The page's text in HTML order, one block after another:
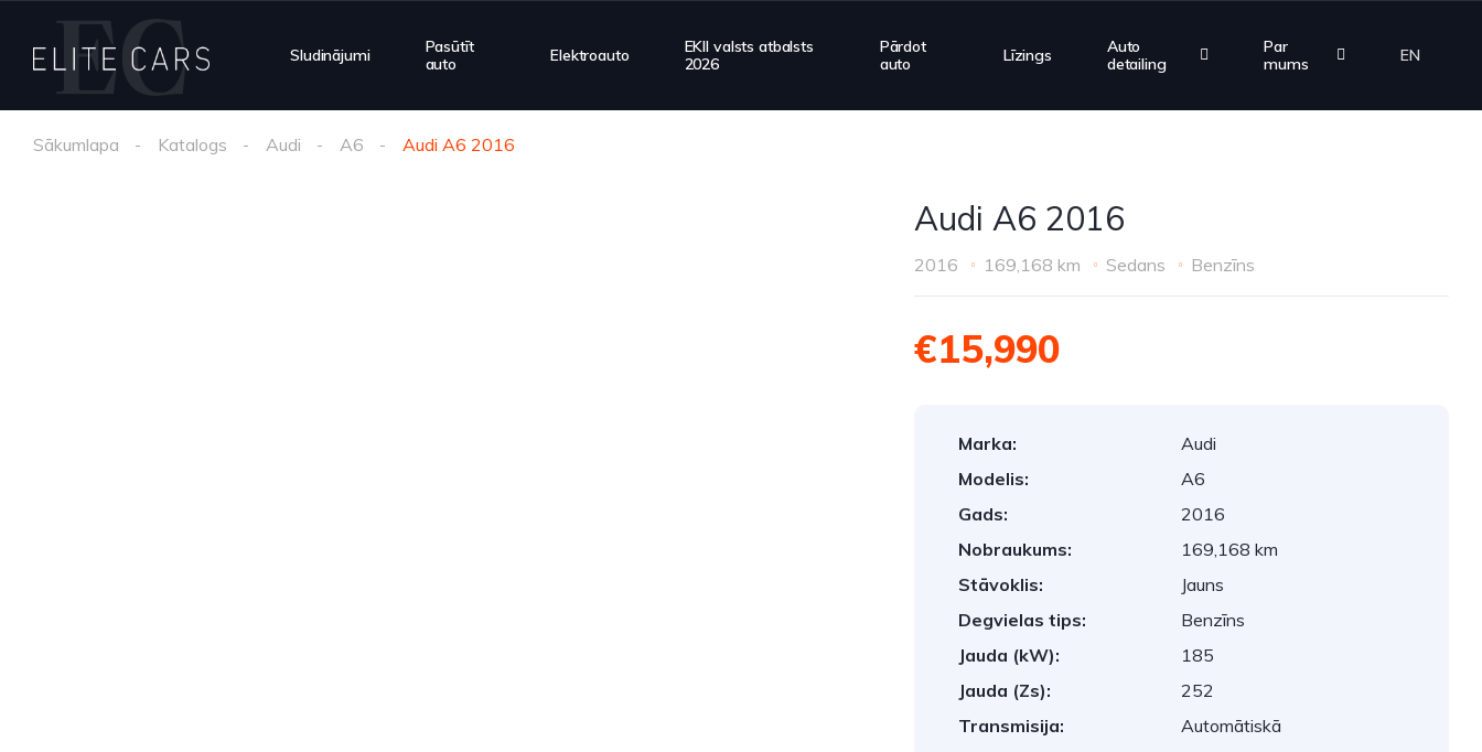
Sludinājumi
Pasūtīt
auto
Elektroauto
EKII valsts atbalsts
2026
Pārdot
auto
Līzings
Auto
detailing
Par
mums
EN
Sākumlapa Katalogs Audi A6 Audi A6 2016
Audi A6 2016
2016 169,168 km Sedans Benzīns
€15,990
Marka:
Audi
Modelis:
A6
Gads:
2016
Nobraukums:
169,168 km
Stāvoklis:
Jauns
Degvielas tips:
Benzīns
Jauda (kW):
185
Jauda (Zs):
252
Transmisija:
Automātiskā